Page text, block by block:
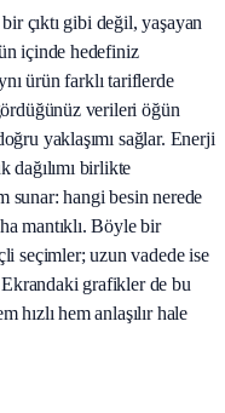
çıktı gibi değil, yaşayan
içinde hedefiniz
ürün farklı tariflerde
verileri öğün
yaklaşımı sağlar. Enerji
dağılımı birlikte
sunar: hangi besin nerede
mantıklı. Böyle bir
seçimler; uzun vadede ise
Ekrandaki grafikler de bu
hızlı hem anlaşılır hale